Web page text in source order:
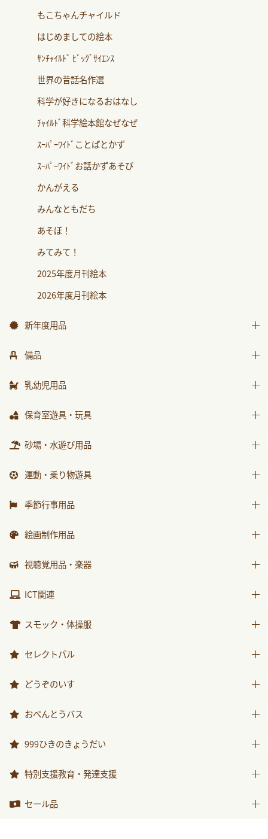
もこちゃんチャイルド
はじめましての絵本
ｻﾝﾁｬｲﾙﾄﾞ ﾋﾞｯｸﾞｻｲｴﾝｽ
世界の昔話名作選
科学が好きになるおはなし
ﾁｬｲﾙﾄﾞ科学絵本館なぜなぜ
ｽｰﾊﾟｰﾜｲﾄﾞことばとかず
ｽｰﾊﾟｰﾜｲﾄﾞお話かずあそび
かんがえる
みんなともだち
あそぼ！
みてみて！
2025年度月刊絵本
2026年度月刊絵本
新年度用品
出席帳・シール
ワーク
画帳・おもいで
各種用紙・証書
備品
椅子
収納用品
環境備品
乳幼児用品
乳幼児備品
保育室遊具・玩具
ままごと
知育玩具
砂場・水遊び用品
砂場用品
運動・乗り物遊具
運動遊具
季節行事用品
運動会用品
包装紙・紙袋
絵画制作用品
画材
視聴覚用品・楽器
視聴覚用品
ICT関連
ICT関連
スモック・体操服
スモック
セレクトパル
先生用ウェア
どうぞのいす
どうぞのいす
おべんとうバス
おべんとうバス
999ひきのきょうだい
999ひきのきょうだい
特別支援教育・発達支援
特別支援教育・発達支援
セール品